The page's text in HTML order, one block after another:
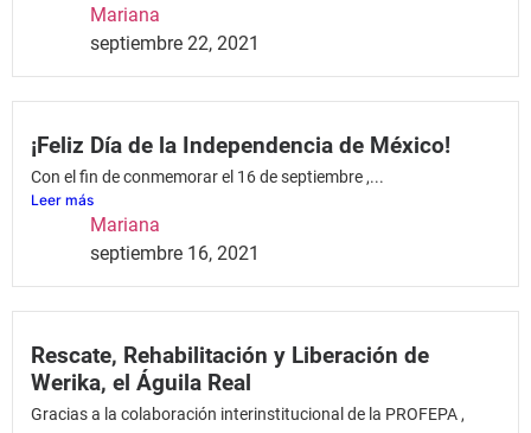
Mariana
septiembre 22, 2021
¡Feliz Día de la Independencia de México!
Con el fin de conmemorar el 16 de septiembre ,...
Leer más
Mariana
septiembre 16, 2021
Rescate, Rehabilitación y Liberación de
Werika, el Águila Real
Gracias a la colaboración interinstitucional de la PROFEPA ,